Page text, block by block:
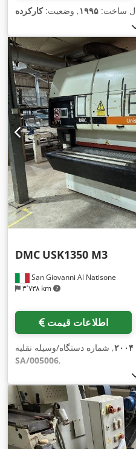
ساخت: ۱۹۹۵, وضعیت:کارکرده
San Giovanni Al Natisone
۳٬۷۳۸ km
DMC USK1350 M3
اطلاعات قیمت
۲۰۰۴
SA/005006,